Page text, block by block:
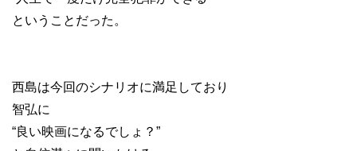
ということだった。
西島は今回のシナリオに満足しており
智弘に
“良い映画になるでしょ？”